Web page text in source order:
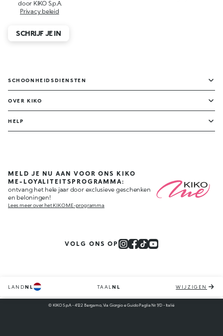
door KIKO S.p.A.
Privacy beleid
SCHRIJF JE IN
SCHOONHEIDSDIENSTEN
OVER KIKO
HELP
MELD JE NU AAN VOOR ONS KIKO
ME-LOYALITEITSPROGRAMMA:
ontvang het hele jaar door exclusieve geschenken
en beloningen!
Lees meer over het KIKO ME-programma
VOLG ONS OP
LANDNL TAAL NL WIJZIGEN
© KIKO S.p.A. - 4122 Bergamo, Via Giorgio e Guido Paglia Nr. 1/D - Italië